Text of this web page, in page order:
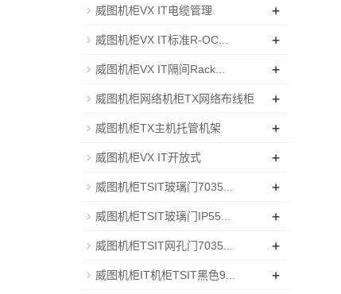
威图机柜VX IT电缆管理 +
威图机柜VX IT标准R-OC... +
威图机柜VX IT隔间Rack... +
威图机柜网络机柜TX网络布线柜 +
威图机柜TX主机托管机架 +
威图机柜VX IT开放式 +
威图机柜TSIT玻璃门7035... +
威图机柜TSIT玻璃门IP55... +
威图机柜TSIT网孔门7035... +
威图机柜IT机柜TSIT黑色9... +